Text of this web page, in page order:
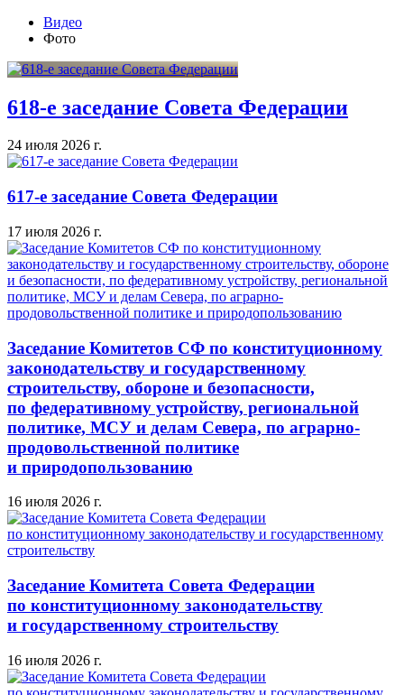
Видео
Фото
618-е заседание Совета Федерации
24 июля 2026 г.
617-е заседание Совета Федерации
17 июля 2026 г.
Заседание Комитетов СФ по конституционному
законодательству и государственному
строительству, обороне и безопасности,
по федеративному устройству, региональной
политике, МСУ и делам Севера, по аграрно-
продовольственной политике
и природопользованию
16 июля 2026 г.
Заседание Комитета Совета Федерации
по конституционному законодательству
и государственному строительству
16 июля 2026 г.